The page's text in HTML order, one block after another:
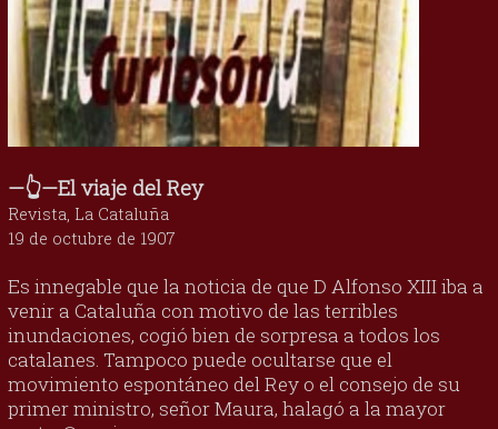
—👆—El viaje del Rey
Revista, La Cataluña
19 de octubre de 1907
Es innegable que la noticia de que D Alfonso XIII iba a
venir a Cataluña con motivo de las terribles
inundaciones, cogió bien de sorpresa a todos los
catalanes. Tampoco puede ocultarse que el
movimiento espontáneo del Rey o el consejo de su
primer ministro, señor Maura, halagó a la mayor